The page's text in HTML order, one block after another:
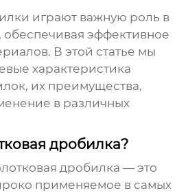
играют важную роль в
эффективное
В этой статье мы
характеристика
, их преимущества,
в различных
дробилка?
дробилка — это
применяемое в самых